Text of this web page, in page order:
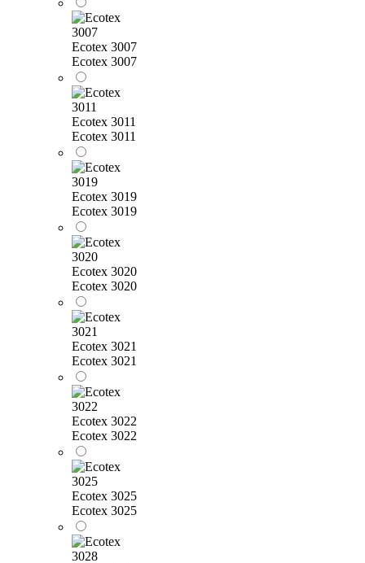
Ecotex 3007
Ecotex 3007
Ecotex 3011
Ecotex 3011
Ecotex 3019
Ecotex 3019
Ecotex 3020
Ecotex 3020
Ecotex 3021
Ecotex 3021
Ecotex 3022
Ecotex 3022
Ecotex 3025
Ecotex 3025